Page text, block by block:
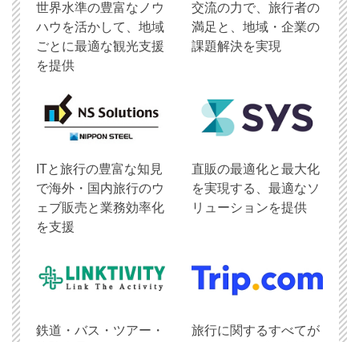
世界水準の豊富なノウ
ハウを活かして、地域
ごとに最適な観光支援
を提供
交流の力で、旅行者の
満足と、地域・企業の
課題解決を実現
ITと旅行の豊富な知見
で海外・国内旅行のウ
ェブ販売と業務効率化
を支援
直販の最適化と最大化
を実現する、最適なソ
リューションを提供
鉄道・バス・ツアー・
旅行に関するすべてが